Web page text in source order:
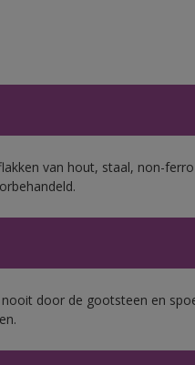
van hout, staal, non-
door de gootsteen en